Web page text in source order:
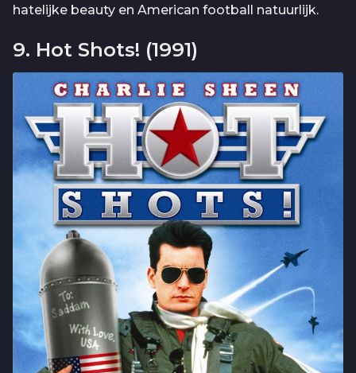
hatelijke beauty en American football natuurlijk.
9. Hot Shots! (1991)